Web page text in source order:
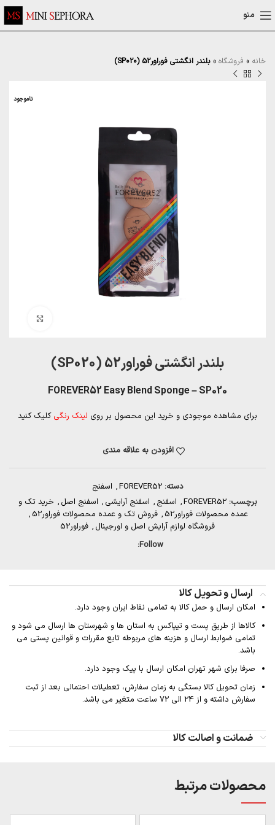
منو
خانه » فروشگاه » بلندر انگشتی فوراور52 (SP020)
ناموجود
بلندر انگشتی فوراور52 (SP020)
FOREVER52 Easy Blend Sponge – SP020
برای مشاهده موجودی و خرید این محصول بر روی لینک رنگی کلیک کنید
افزودن به علاقه مندی
دسته: FOREVER52
, اسفنج
برچسب: FOREVER52
, اسفنج , اسفنج آرایشی , اسفنج اصل , خرید تک و
عمده محصولات فوراور52
, فروش تک و عمده محصولات فوراور52
,
فروشگاه لوازم آرایش اصل و اورجینال , فوراور52
Follow:
ارسال و تحویل کالا
امکان ارسال و حمل کالا به تمامی نقاط ایران وجود دارد.
کالاها از طریق پست و تیپاکس به استان ها و شهرستان ها ارسال می شود و
تمامی ضوابط ارسال و هزینه های مربوطه تابع مقررات و قوانین پستی می
باشد.
صرفا برای شهر تهران امکان ارسال با پیک وجود دارد.
زمان تحویل کالا بستگی به زمان سفارش، تعطیلات احتمالی بعد از ثبت
سفارش داشته و از 24 الی 72 ساعت متغیر می باشد.
ضمانت و اصالت کالا
محصولات مرتبط